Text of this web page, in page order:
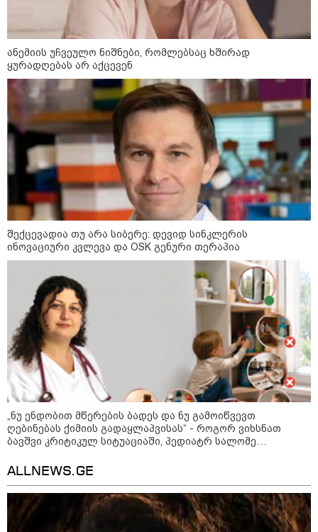
კატეგორიები
9
დღის ზოგადი
ასტროლოგიური
პროგნოზი
აგვისტო აგარაკზე: ეს 5 საქმე
უნდა მოასწროთ შემოდგომის
დადგომამდე
ანემიის უჩვეულო ნიშნები, რომლებსაც ხშირად
ყურადღებას არ აქცევენ
შექცევადია თუ არა სიბერე: დევიდ სინკლერის
ინოვაციური კვლევა და OSK გენური თერაპია
„ნუ ენდობით მწერების ბადეს და ნუ გამოიწვევთ
ღებინებას ქიმიის გადაყლაპვისას“ - როგორ ვიხსნათ
ბავშვი კრიტიკულ სიტუაციაში, პედიატრ სალომე
ALLNEWS.GE